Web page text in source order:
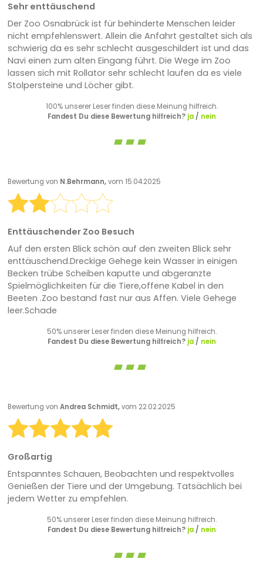
Sehr enttäuschend
Der Zoo Osnabrück ist für behinderte Menschen leider
nicht empfehlenswert. Allein die Anfahrt gestaltet sich als
schwierig da es sehr schlecht ausgeschildert ist und das
Navi einen zum alten Eingang führt. Die Wege im Zoo
lassen sich mit Rollator sehr schlecht laufen da es viele
Stolpersteine und Löcher gibt.
100% unserer Leser finden diese Meinung hilfreich.
Fandest Du diese Bewertung hilfreich? ja/ nein
Bewertung von N.Behrmann,vom 15.04.2025
Enttäuschender Zoo Besuch
Auf den ersten Blick schön auf den zweiten Blick sehr
enttäuschend.Dreckige Gehege kein Wasser in einigen
Becken trübe Scheiben kaputte und abgeranzte
Spielmöglichkeiten für die Tiere,offene Kabel in den
Beeten .Zoo bestand fast nur aus Affen. Viele Gehege
leer.Schade
50% unserer Leser finden diese Meinung hilfreich.
Fandest Du diese Bewertung hilfreich? ja/ nein
Bewertung von Andrea Schmidt,vom 22.02.2025
Großartig
Entspanntes Schauen, Beobachten und respektvolles
Genießen der Tiere und der Umgebung. Tatsächlich bei
jedem Wetter zu empfehlen.
50% unserer Leser finden diese Meinung hilfreich.
Fandest Du diese Bewertung hilfreich? ja/ nein